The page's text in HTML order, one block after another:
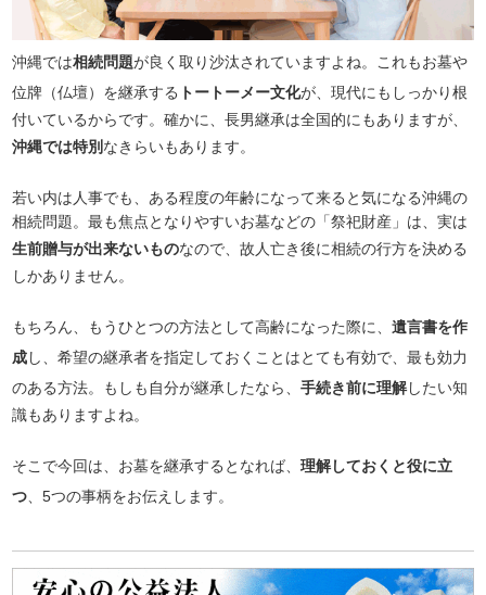
沖縄では相続問題が良く取り沙汰されていますよね。これもお墓や
位牌（仏壇）を継承する トートーメー文化が、現代にもしっかり根
付いているからです。確かに、長男継承は全国的にもありますが、
沖縄では特別 なきらいもあります。
若い内は人事でも、ある程度の年齢になって来ると気になる沖縄の
相続問題。最も焦点となりやすいお墓などの「祭祀財産」は、実は
生前贈与が出来ないものなので、故人亡き後に相続の行方を決める
しかありません。
もちろん、もうひとつの方法として高齢になった際に、遺言書を作
成し、希望の継承者を指定しておくことはとても有効で、最も効力
のある方法。もしも自分が継承したなら、手続き前に理解したい知
識もありますよね。
そこで今回は、お墓を継承するとなれば、理解しておくと役に立
つ 、5つの事柄をお伝えします。